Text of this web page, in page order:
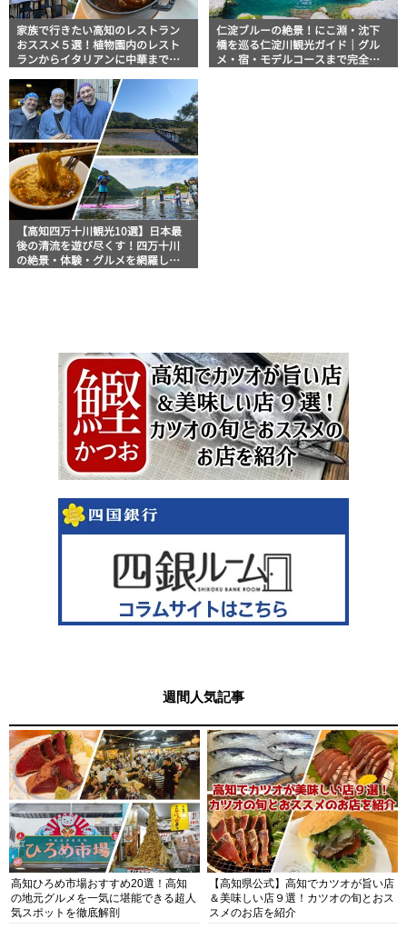
家族で行きたい高知のレストラン
おススメ５選！植物園内のレスト
ランからイタリアンに中華まで楽
仁淀ブルーの絶景！にこ淵・沈下
橋を巡る仁淀川観光ガイド｜グル
メ・宿・モデルコースまで完全網
【高知四万十川観光10選】日本最
後の清流を遊び尽くす！四万十川
の絶景・体験・グルメを網羅した
週間人気記事
高知ひろめ市場おすすめ20選！高知
の地元グルメを一気に堪能できる超人
気スポットを徹底解剖
【高知県公式】高知でカツオが旨い店
＆美味しい店９選！カツオの旬とおス
スメのお店を紹介